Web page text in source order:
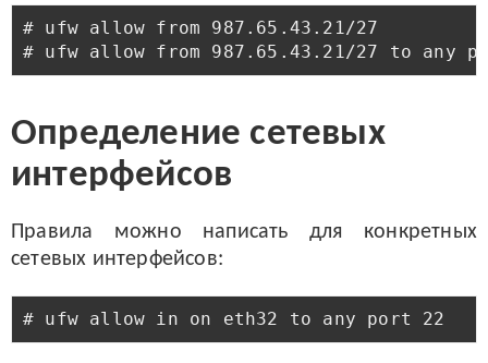
# ufw allow from 987.65.43.21/27
Определение сетевых
интерфейсов
Правила можно написать для конкретных
сетевых интерфейсов: